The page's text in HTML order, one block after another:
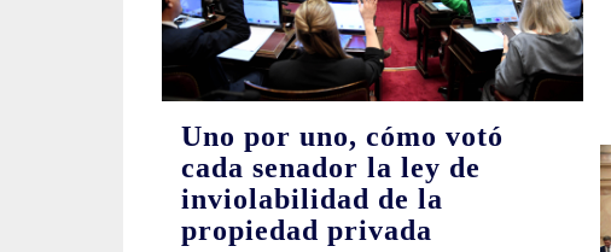
Uno por uno, cómo votó
cada senador la ley de
inviolabilidad de la
propiedad privada